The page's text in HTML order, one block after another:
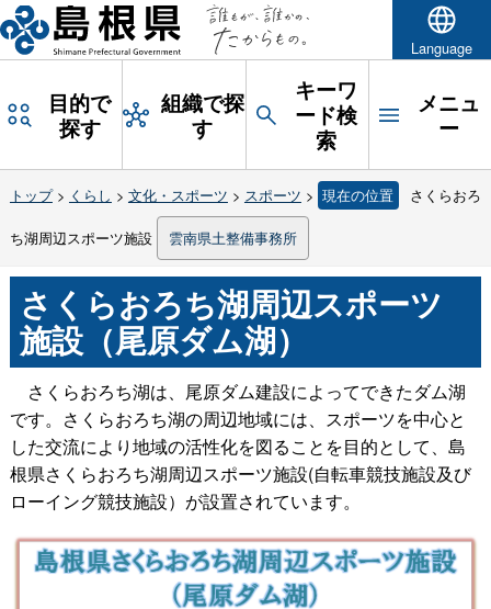
Language
目的で
探す
組織で探
す
キーワ
ード検
索
メニュ
ー
トップ> くらし > 文化・スポーツ > スポーツ > 現在の位置 さくらおろ
ち湖周辺スポーツ施設 雲南県土整備事務所
さくらおろち湖周辺スポーツ
施設（尾原ダム湖）
さくらおろち湖は、尾原ダム建設によってできたダム湖
です。さくらおろち湖の周辺地域には、スポーツを中心と
した交流により地域の活性化を図ることを目的として、島
根県さくらおろち湖周辺スポーツ施設(自転車競技施設及び
ローイング競技施設）が設置されています。